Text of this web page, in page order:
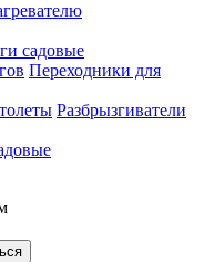
садовые
Переходники для
Разбрызгиватели